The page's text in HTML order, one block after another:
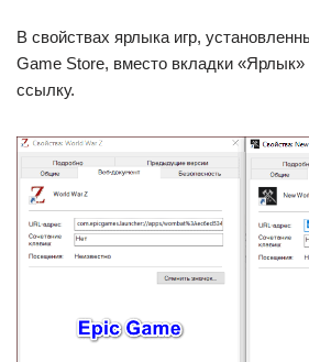
В свойствах ярлыка игр,
Game Store, вместо вкладки «Ярлык»
ссылку.